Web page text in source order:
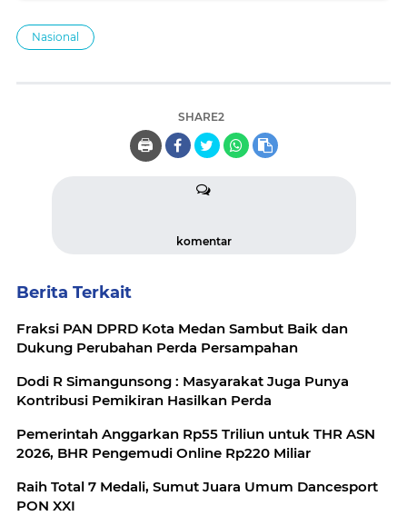
Nasional
SHARE2
🖨️
komentar
Berita Terkait
Fraksi PAN DPRD Kota Medan Sambut Baik dan
Dukung Perubahan Perda Persampahan
Dodi R Simangunsong : Masyarakat Juga Punya
Kontribusi Pemikiran Hasilkan Perda
Pemerintah Anggarkan Rp55 Triliun untuk THR ASN
2026, BHR Pengemudi Online Rp220 Miliar
Raih Total 7 Medali, Sumut Juara Umum Dancesport
PON XXI